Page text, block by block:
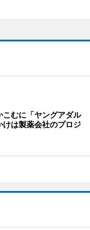
こむに「ヤングアダル
は製薬会社のプロジ